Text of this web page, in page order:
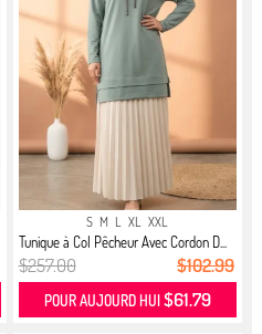
S M L XL XXL
Tunique à Col Pêcheur Avec Cordon D...
$257.00 $102.99
POUR AUJOURD HUI $61.79